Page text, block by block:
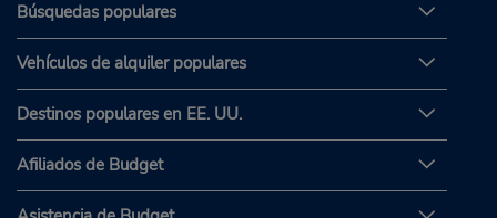
Búsquedas populares
Vehículos de alquiler populares
Destinos populares en EE. UU.
Afiliados de Budget